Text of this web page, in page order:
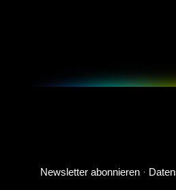
Newsletter abonnieren·